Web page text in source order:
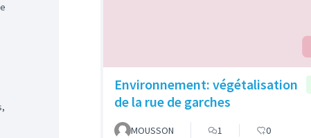
Environnement: végétalisation
de la rue de garches
MOUSSON 1 0